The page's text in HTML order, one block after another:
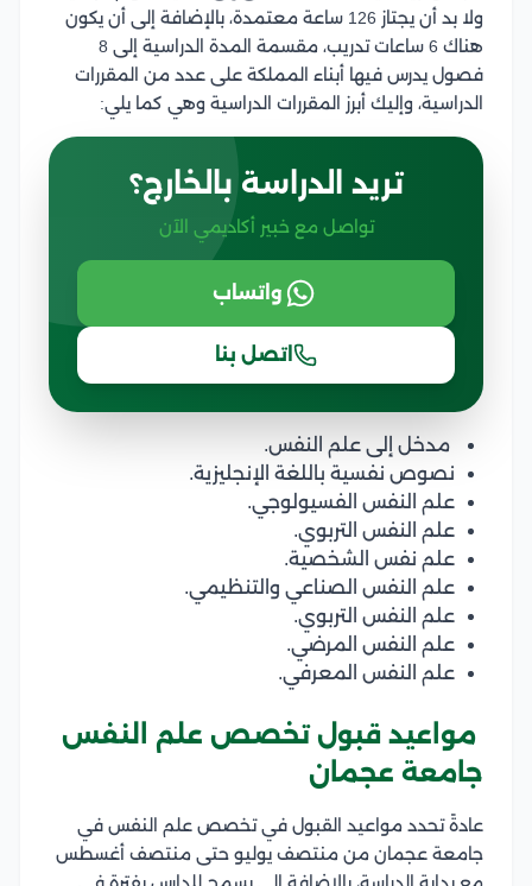
ولا بد أن يجتاز 126 ساعة معتمدة، بالإضافة إلى أن يكون
هناك 6 ساعات تدريب، مقسمة المدة الدراسية إلى 8
فصول يدرس فيها أبناء المملكة على عدد من المقررات
الدراسية، وإليك أبرز المقررات الدراسية وهي كما يلي:
تريد الدراسة بالخارج؟
تواصل مع خبير أكاديمي الآن
واتساب
اتصل بنا
مدخل إلى علم النفس.
نصوص نفسية باللغة الإنجليزية.
علم النفس الفسيولوجي.
علم النفس التربوي.
علم نفس الشخصية.
علم النفس الصناعي والتنظيمي.
علم النفس التربوي.
علم النفس المرضي.
علم النفس المعرفي.
مواعيد قبول تخصص علم النفس
جامعة عجمان
عادةً تحدد مواعيد القبول في تخصص علم النفس في
جامعة عجمان من منتصف يوليو حتى منتصف أغسطس